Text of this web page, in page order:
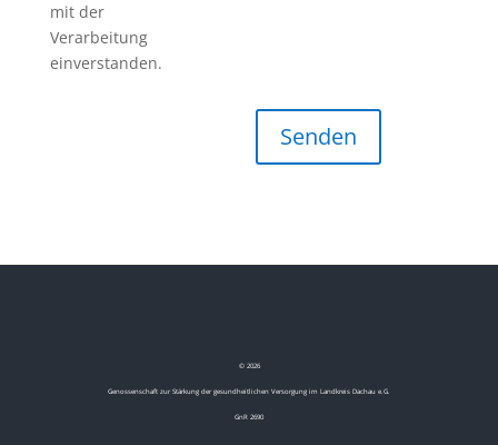
mit der
Verarbeitung
einverstanden.
© 2026
Genossenschaft zur Stärkung der gesundheitlichen Versorgung im Landkreis Dachau e.G.
GnR 2690